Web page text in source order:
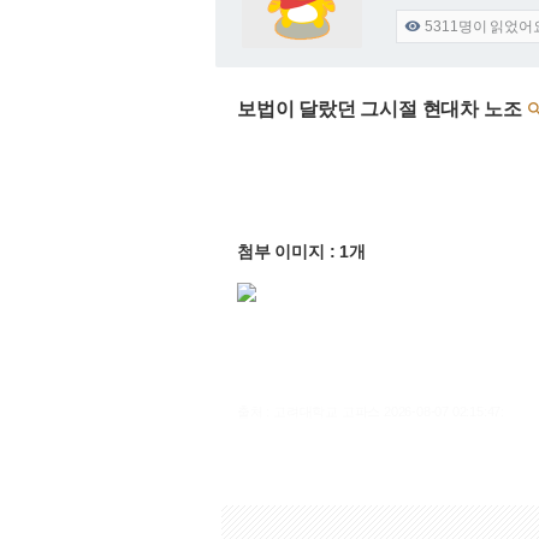
 5311명이 읽었어
보법이 달랐던 그시절 현대차 노조
첨부 이미지 : 1개